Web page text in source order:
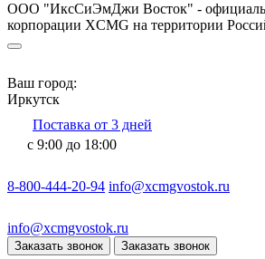
ООО "ИксСиЭмДжи Восток" -
корпорации XCMG на территории
Ваш город:
Иркутск
Поставка от 3 дней
с 9:00 до 18:00
8-800-444-20-94 info@xcmgvostok.ru
info@xcmgvostok.ru
Заказать звонок Заказать звонок